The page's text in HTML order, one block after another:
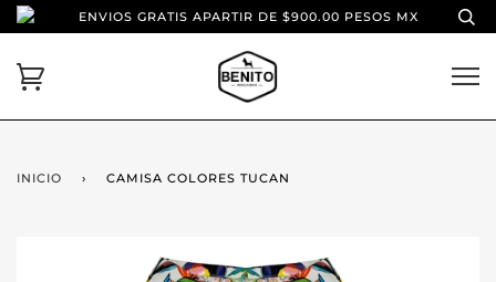
ENVIOS GRATIS APARTIR DE $900.00 PESOS MX
INICIO › CAMISA COLORES TUCAN